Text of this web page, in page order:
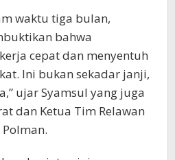
waktu tiga bulan,
bahwa
cepat dan menyentuh
Ini bukan sekadar janji,
ujar Syamsul yang juga
dan Ketua Tim Relawan
Polman.